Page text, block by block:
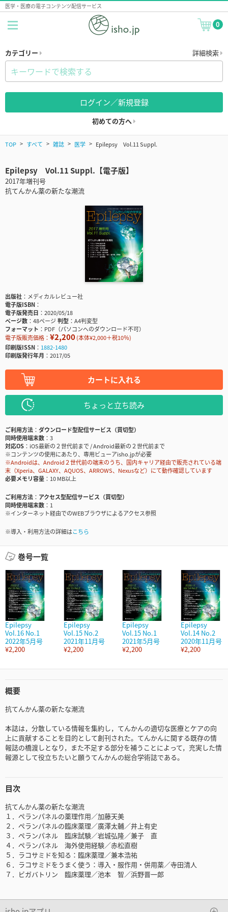
医学・医療の電子コンテンツ配信サービス
0
カテゴリー 詳細検索
ログイン／新規登録
初めての方へ
TOP すべて 雑誌 医学 Epilepsy Vol.11 Suppl.
Epilepsy Vol.11 Suppl.【電子版】
2017年増刊号
抗てんかん薬の新たな潮流
出版社
メディカルレビュー社
電子版ISBN
電子版発売日
2020/05/18
ページ数
48ページ判型
A4判変型
フォーマット
PDF（パソコンへのダウンロード不可）
電子版販売価格： ¥2,200(本体¥2,000＋税10％)
印刷版ISSN
1882-1480
印刷版発行年月
2017/05
カートに入れる
ちょっと立ち読み
ご利用方法
ダウンロード型配信サービス（買切型）
同時使用端末数
3
対応OS
iOS最新の２世代前まで / Android最新の２世代前まで
※コンテンツの使用にあたり、専用ビューアisho.jpが必要
※Androidは、Android２世代前の端末のうち、国内キャリア経由で販売されている端
末（Xperia、GALAXY、AQUOS、ARROWS、Nexusなど）にて動作確認しています
必要メモリ容量
10 MB以上
ご利用方法
アクセス型配信サービス（買切型）
同時使用端末数
1
※インターネット経由でのWEBブラウザによるアクセス参照
※導入・利用方法の詳細はこちら
巻号一覧
Epilepsy
Vol.16 No.1
2022年5月号
¥2,200
Epilepsy
Vol.15 No.2
2021年11月号
¥2,200
Epilepsy
Vol.15 No.1
2021年5月号
¥2,200
Epilepsy
Vol.14 No.2
2020年11月号
¥2,200
概要
抗てんかん薬の新たな潮流
本誌は，分散している情報を集約し，てんかんの適切な医療とケアの向
上に貢献することを目的として創刊された。てんかんに関する既存の情
報誌の橋渡しとなり，また不足する部分を補うことによって，充実した情
報源として役立ちたいと願うてんかんの総合学術誌である。
目次
抗てんかん薬の新たな潮流
１．ぺランパネルの薬理作用／加藤天美
２．ぺランパネルの臨床薬理／廣澤太輔／井上有史
３．ぺランパネル 臨床試験／岩城弘隆／兼子 直
４．ぺランパネル 海外使用経験／赤松直樹
５．ラコサミドを知る：臨床薬理／兼本浩祐
６．ラコサミドをうまく使う：導入・服作用・併用薬／寺田清人
７．ビガバトリン 臨床薬理／池本 智／浜野晋一郎